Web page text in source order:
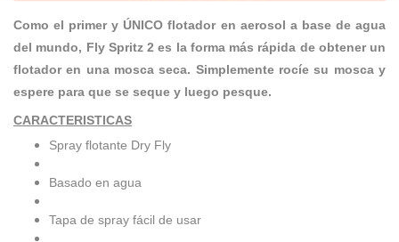
Como el primer y ÚNICO flotador en aerosol a base de agua
del mundo, Fly Spritz 2 es la forma más rápida de obtener un
flotador en una mosca seca. Simplemente rocíe su mosca y
espere para que se seque y luego pesque.
CARACTERISTICAS
Spray flotante Dry Fly
Basado en agua
Tapa de spray fácil de usar